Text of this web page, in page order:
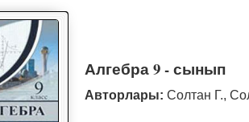
Алгебра 9 - сынып
Авторлары: Солтан Г.,